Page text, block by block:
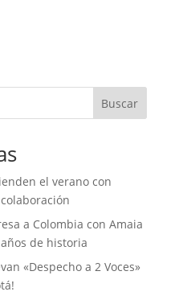
Buscar
el verano con
a Colombia con Amaia
de historia
«Despecho a 2 Voces»